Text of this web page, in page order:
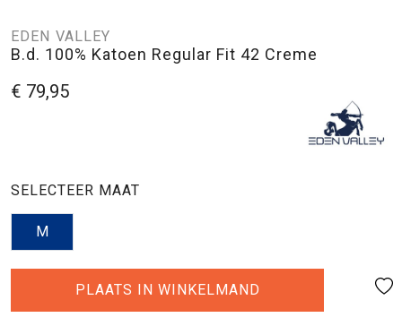
EDEN VALLEY
B.d. 100% Katoen Regular Fit 42 Creme
€ 79,95
SELECTEER MAAT
M
PLAATS IN WINKELMAND